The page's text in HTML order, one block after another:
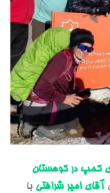
کمپ در کوهستان
آقای امیر شرافتی با